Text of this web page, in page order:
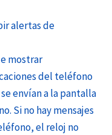
alertas de
mostrar
del teléfono
envían a la pantalla
Si no hay mensajes
el reloj no